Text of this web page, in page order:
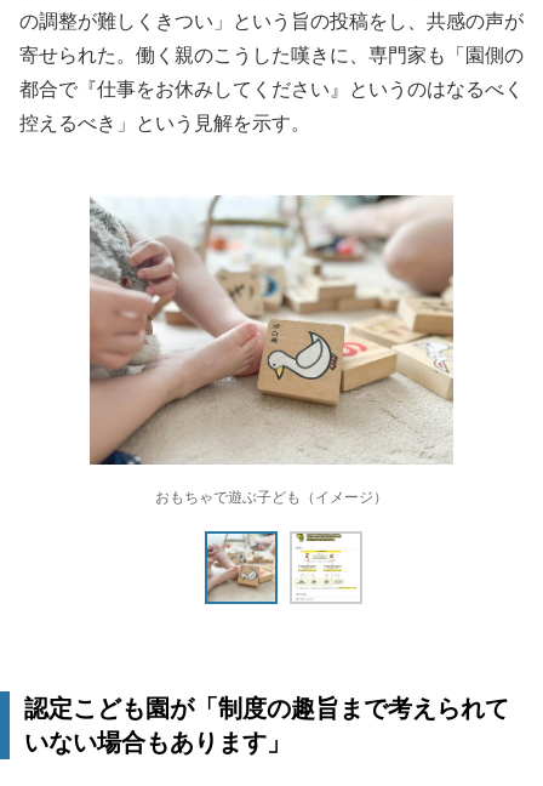
の調整が難しくきつい」という旨の投稿をし、共感の声が
寄せられた。働く親のこうした嘆きに、専門家も「園側の
都合で『仕事をお休みしてください』というのはなるべく
控えるべき」という見解を示す。
おもちゃで遊ぶ子ども（イメージ）
認定こども園が「制度の趣旨まで考えられて
いない場合もあります」